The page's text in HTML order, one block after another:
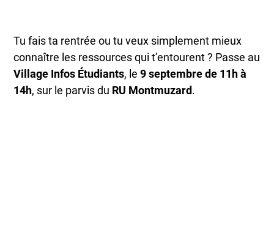
Tu fais ta rentrée ou tu veux simplement mieux
connaître les ressources qui t’entourent ? Passe au
Village Infos Étudiants, le9 septembre de 11h à
14h, sur le parvis du RU Montmuzard.